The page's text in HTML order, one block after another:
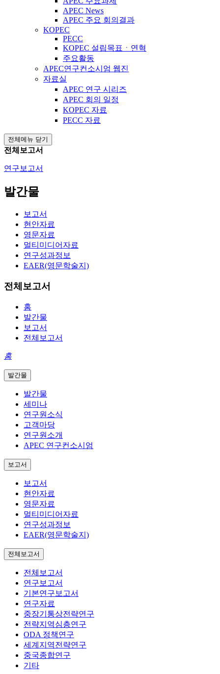
APEC News
APEC 주요 회의결과
KOPEC
PECC
KOPEC 설립목표ㆍ연혁
주요활동
APEC연구컨소시엄 웹진
자료실
APEC 연구 시리즈
APEC 회의 일정
KOPEC 자료
PECC 자료
전체메뉴 닫기
전체보고서
연구보고서
발간물
보고서
현안자료
영문자료
멀티미디어자료
연구성과정보
EAER(영문학술지)
전체보고서
홈
발간물
보고서
전체보고서
홈
발간물
발간물
세미나
연구원소식
고객마당
연구원소개
APEC 연구컨소시엄
보고서
보고서
현안자료
영문자료
멀티미디어자료
연구성과정보
EAER(영문학술지)
전체보고서
전체보고서
연구보고서
기본연구보고서
연구자료
중장기통상전략연구
전략지역심층연구
ODA 정책연구
세계지역전략연구
중국종합연구
기타